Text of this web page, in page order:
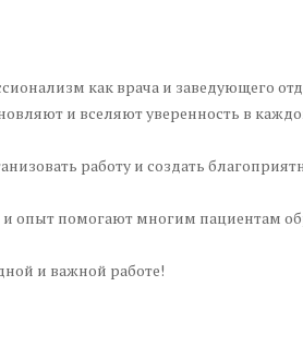
как врача и заведующего
и вселяют уверенность в
работу и создать
опыт помогают многим пациентам
и важной работе!